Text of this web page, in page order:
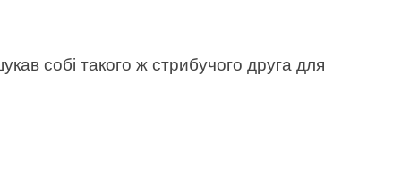
собі такого ж стрибучого друга для